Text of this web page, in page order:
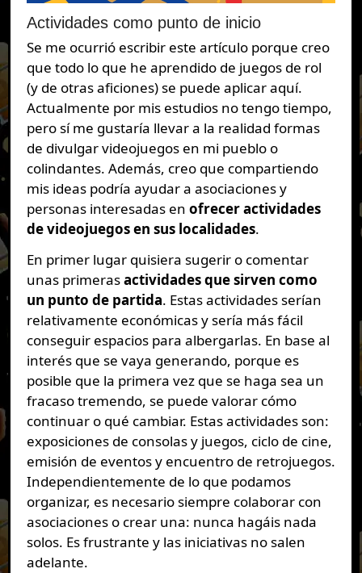
Actividades como punto de inicio
Se me ocurrió escribir este artículo porque creo
que todo lo que he aprendido de juegos de rol
(y de otras aficiones) se puede aplicar aquí.
Actualmente por mis estudios no tengo tiempo,
pero sí me gustaría llevar a la realidad formas
de divulgar videojuegos en mi pueblo o
colindantes. Además, creo que compartiendo
mis ideas podría ayudar a asociaciones y
personas interesadas en ofrecer actividades
de videojuegos en sus localidades.
En primer lugar quisiera sugerir o comentar
unas primerasactividades que sirven como
un punto de partida. Estas actividades serían
relativamente económicas y sería más fácil
conseguir espacios para albergarlas. En base al
interés que se vaya generando, porque es
posible que la primera vez que se haga sea un
fracaso tremendo, se puede valorar cómo
continuar o qué cambiar. Estas actividades son:
exposiciones de consolas y juegos, ciclo de cine,
emisión de eventos y encuentro de retrojuegos.
Independientemente de lo que podamos
organizar, es necesario siempre colaborar con
asociaciones o crear una: nunca hagáis nada
solos. Es frustrante y las iniciativas no salen
adelante.